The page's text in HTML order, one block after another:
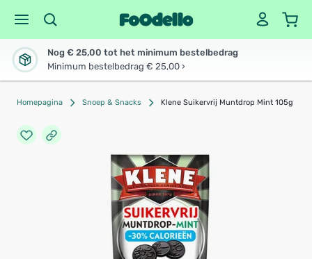
Nog € 25,00 tot het minimum bestelbedrag
Minimum bestelbedrag € 25,00 ›
Homepagina Snoep & Snacks Klene Suikervrij Muntdrop Mint 105g